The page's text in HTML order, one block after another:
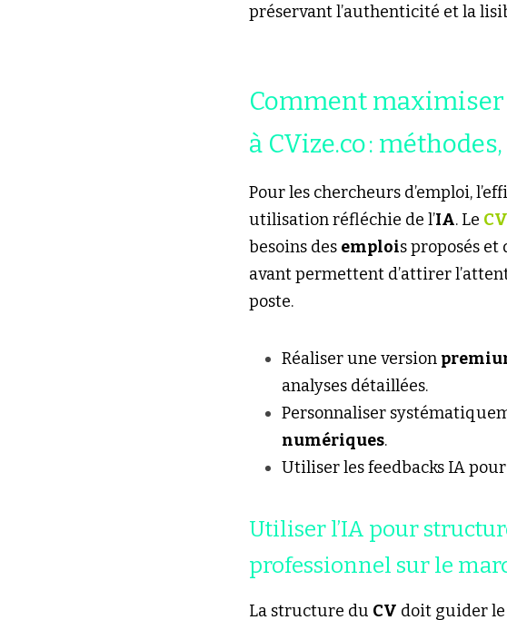
préservant l’authenticité et la
Comment maximiser
à CVize.co :
Pour les chercheurs d’emploi,
utilisation réfléchie de l’IA. Le CV
besoins des emplois proposés et
avant permettent d’attirer
poste.
Réaliser une version
analyses détaillées.
Personnaliser
numériques.
Utiliser les feedbacks IA
Utiliser l’IA pour
professionnel sur le
La structure du CV doit guider le